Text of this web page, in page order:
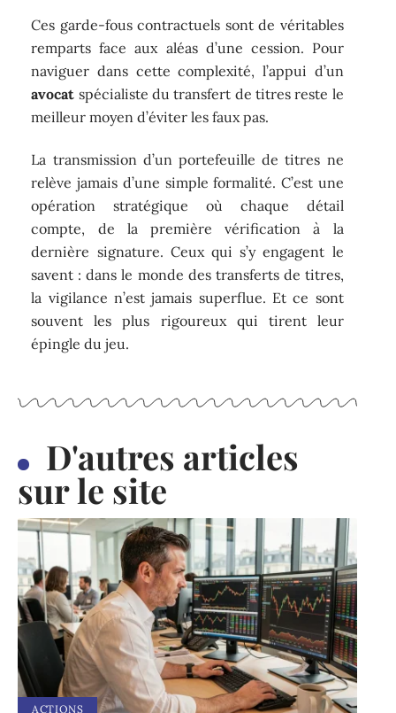
Ces garde-fous contractuels sont de véritables
remparts face aux aléas d’une cession. Pour
naviguer dans cette complexité, l’appui d’un
avocat spécialiste du transfert de titres reste le
meilleur moyen d’éviter les faux pas.
La transmission d’un portefeuille de titres ne
relève jamais d’une simple formalité. C’est une
opération stratégique où chaque détail
compte, de la première vérification à la
dernière signature. Ceux qui s’y engagent le
savent : dans le monde des transferts de titres,
la vigilance n’est jamais superflue. Et ce sont
souvent les plus rigoureux qui tirent leur
épingle du jeu.
D'autres articles
sur le site
ACTIONS